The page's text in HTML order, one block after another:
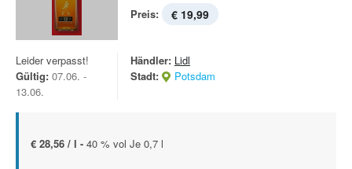
Preis: € 19,99
Leider verpasst!
Gültig: 07.06. -
13.06.
Händler: Lidl
Stadt:
Potsdam
€ 28,56 / l - 40 % vol Je 0,7 l